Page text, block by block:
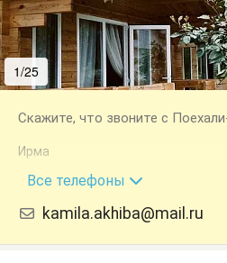
1/25
Скажите, что звоните с
Ирма
+7 (940) 992-72-92
Все телефоны
kamila.akhiba@mail.ru